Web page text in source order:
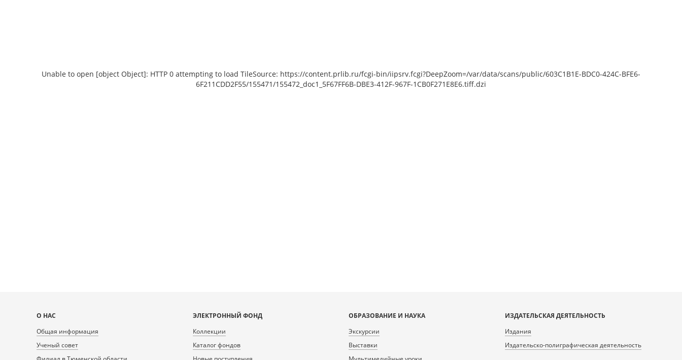
Unable to open [object Object]: HTTP 0 attempting to load TileSource: https://content.prlib.ru/fcgi-bin/iipsrv.fcgi?DeepZoom=/var/data/scans/public/603C1B1E-BDC0-424C-BFE6-
6F211CDD2F55/155471/155472_doc1_5F67FF6B-DBE3-412F-967F-1CB0F271E8E6.tiff.dzi
Карта
сайта
О НАС
Общая информация
Ученый совет
ЭЛЕКТРОННЫЙ ФОНД
Коллекции
Каталог фондов
ОБРАЗОВАНИЕ И НАУКА
Экскурсии
Выставки
ИЗДАТЕЛЬСКАЯ ДЕЯТЕЛЬНОСТЬ
Издания
Издательско-полиграфическая деятельность